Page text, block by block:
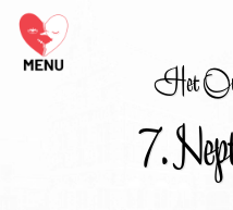
Het
7.